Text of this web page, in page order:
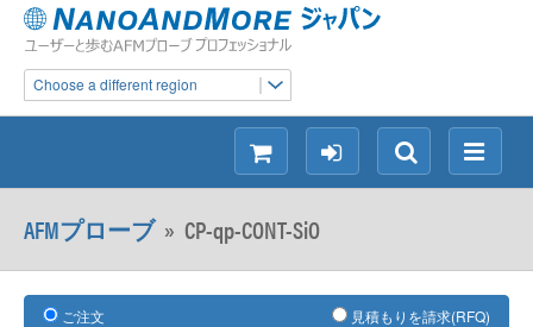
Choose a different region
メ
ニ
検
索
ロ
グ
イ
シ
ョ
ッ
ン
AFMプローブ» CP-qp-CONT-SiO
ご注文
見積もりを請求(RFQ)